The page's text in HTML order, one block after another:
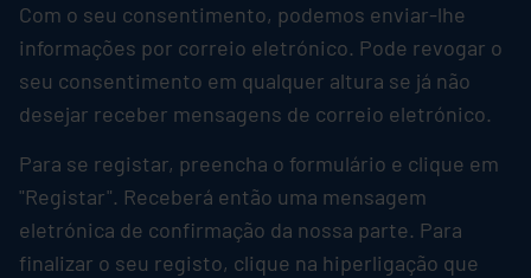
Com o seu consentimento, podemos enviar-lhe
informações por correio eletrónico. Pode revogar o
seu consentimento em qualquer altura se já não
desejar receber mensagens de correio eletrónico.
Para se registar, preencha o formulário e clique em
"Registar". Receberá então uma mensagem
eletrónica de confirmação da nossa parte. Para
finalizar o seu registo, clique na hiperligação que